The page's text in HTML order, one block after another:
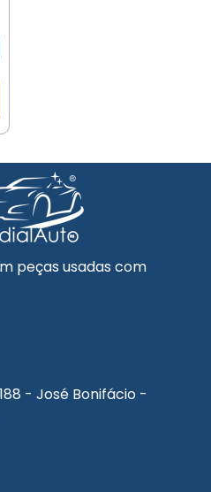
peças usadas com
- José Bonifácio -